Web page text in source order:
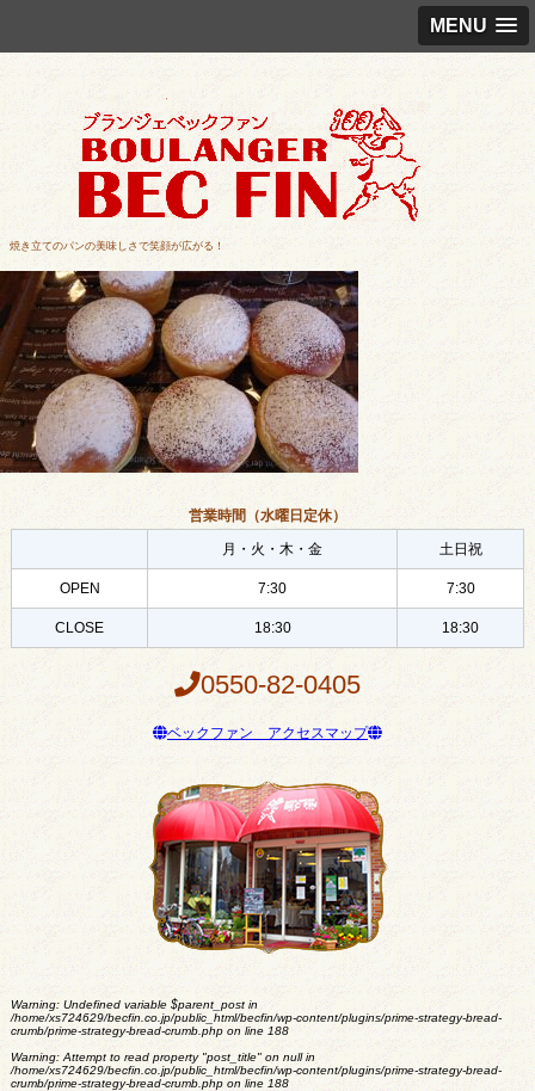
MENU
焼き立てのパンの美味しさで笑顔が広がる！
営業時間（水曜日定休）
月・火・木・金
土日祝
OPEN 7:30 7:30
CLOSE 18:30 18:30
0550-82-0405
ベックファン アクセスマップ
Warning: Undefined variable $parent_post in
/home/xs724629/becfin.co.jp/public_html/becfin/wp-content/plugins/prime-strategy-bread-
crumb/prime-strategy-bread-crumb.phpon line 188
Warning: Attempt to read property "post_title" on null in
/home/xs724629/becfin.co.jp/public_html/becfin/wp-content/plugins/prime-strategy-bread-
crumb/prime-strategy-bread-crumb.phpon line 188